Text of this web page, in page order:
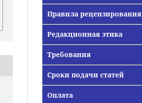
Правила рецензирования
Редакционная этика
Требования
Сроки подачи статей
Оплата